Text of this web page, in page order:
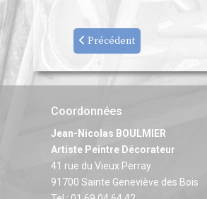
Précédent
Coordonnées
Jean-Nicolas BOULMIER
Artiste Peintre Décorateur
41 rue du Vieux Perray
91700 Sainte Geneviève des Bois